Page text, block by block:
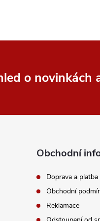
o novinkách
Obchodní
Doprava a platba
Obchodní
Reklamace